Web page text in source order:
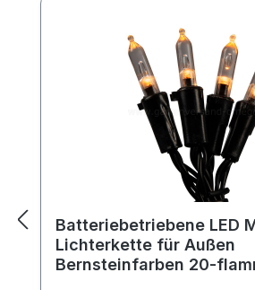
Batteriebetriebene LED
Lichterkette für Außen
Bernsteinfarben 20-